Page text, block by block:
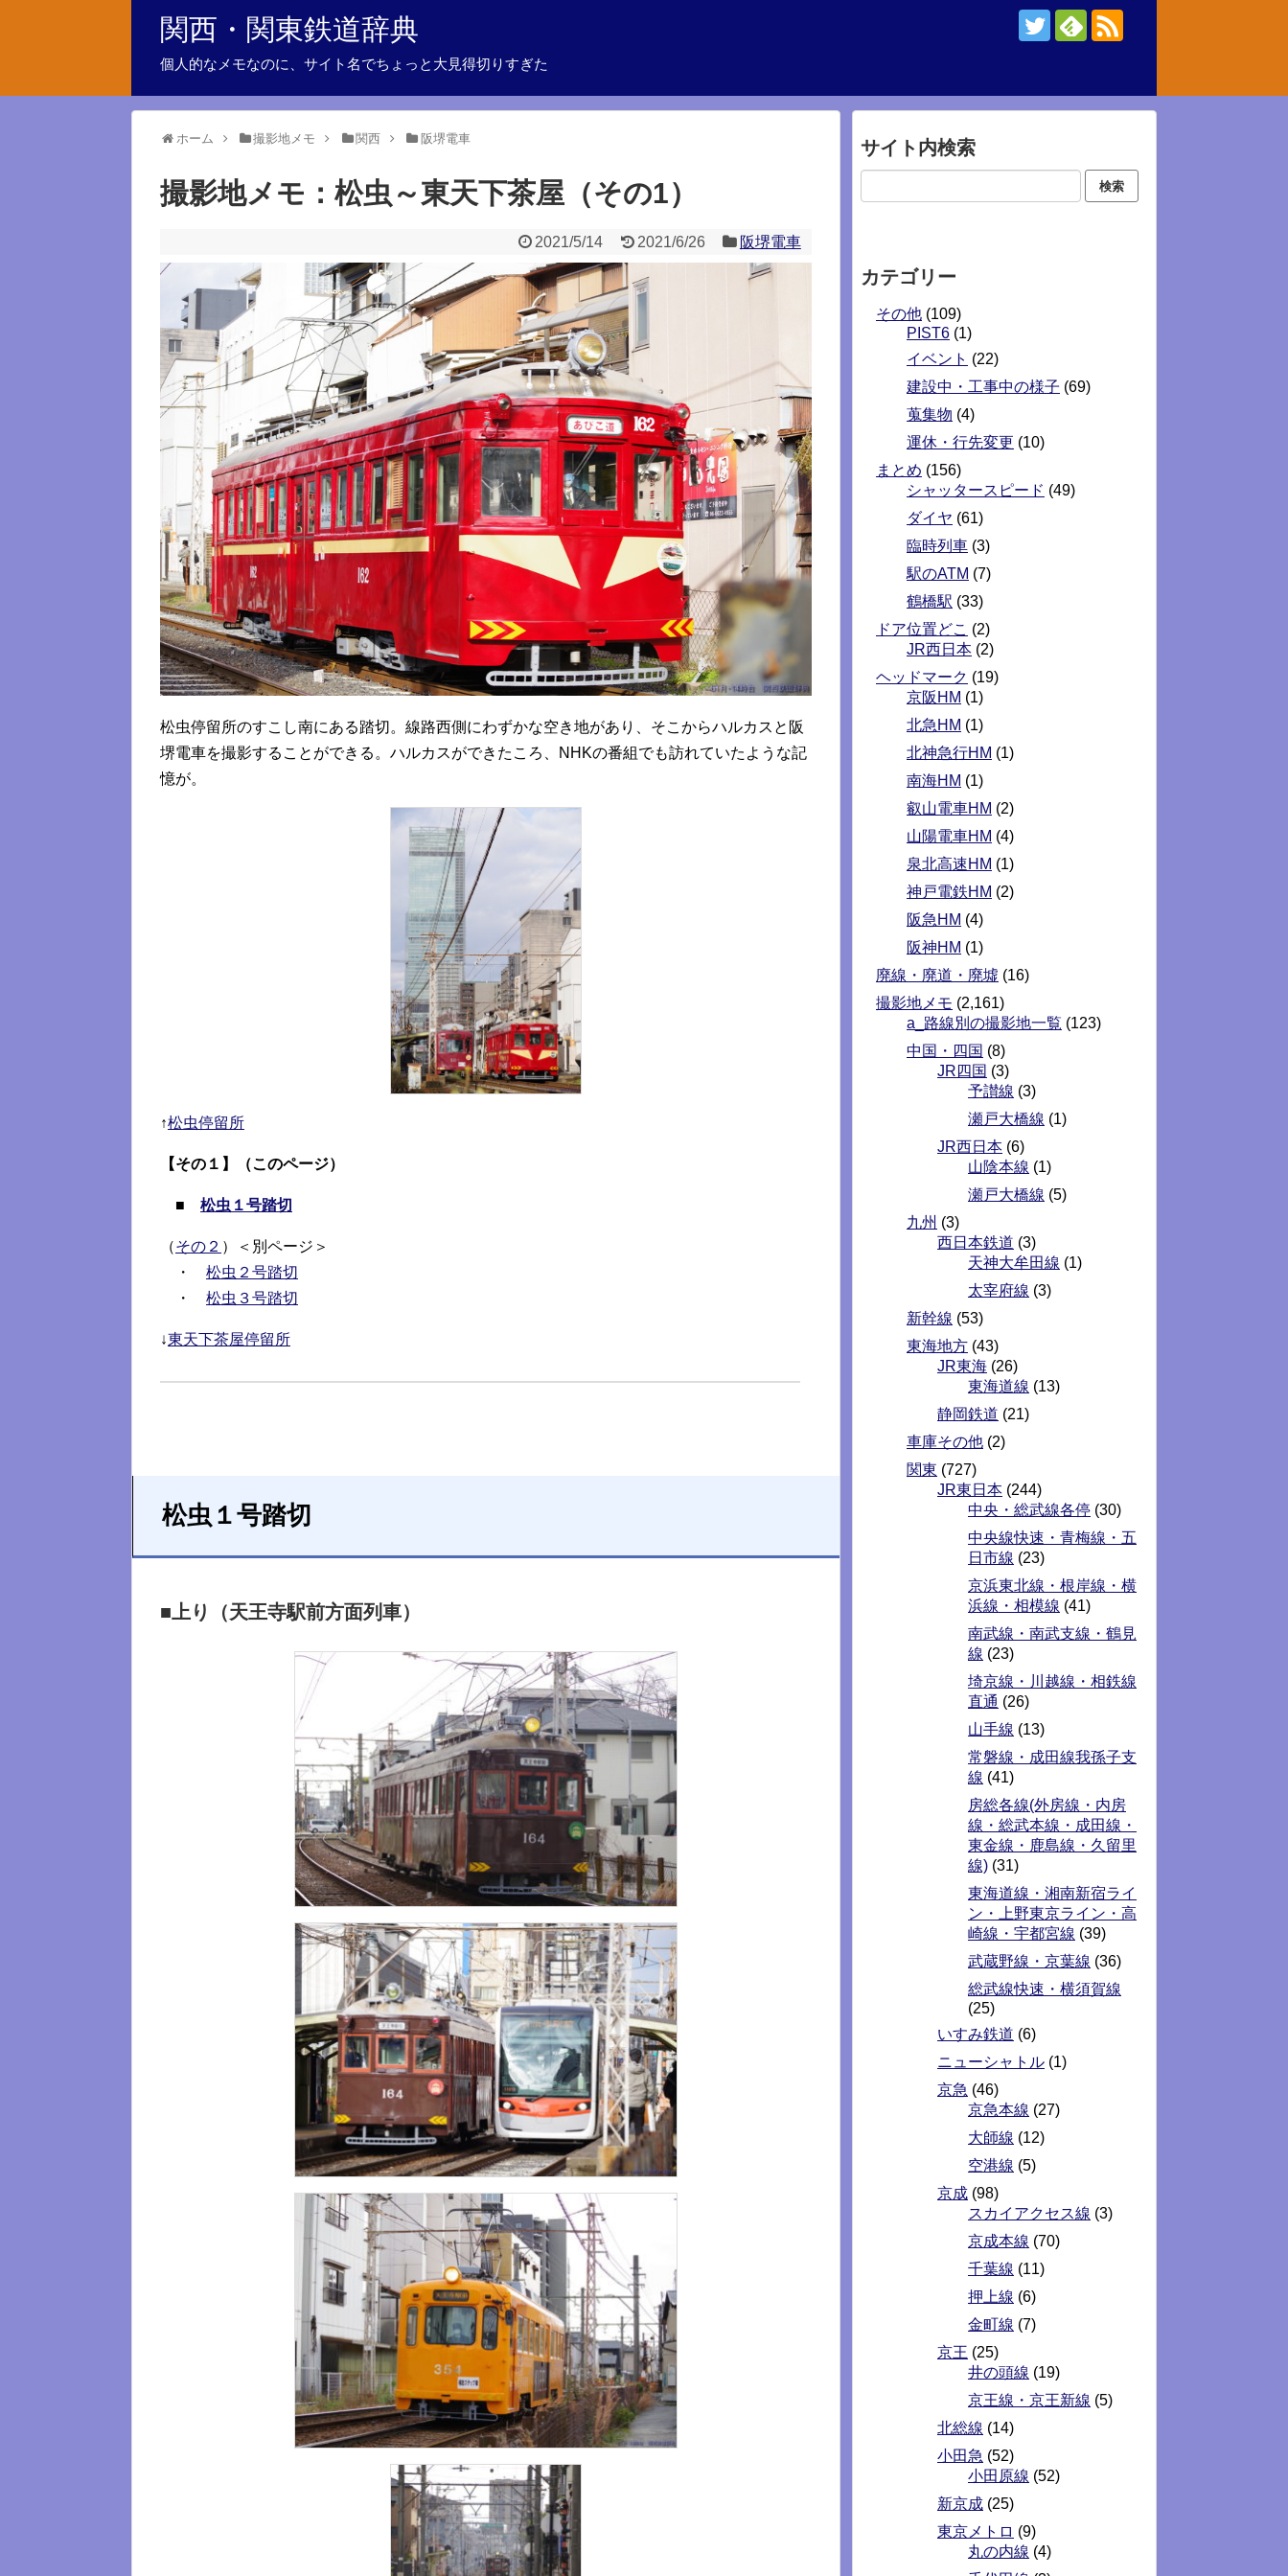
関西・関東鉄道辞典
個人的なメモなのに、サイト名でちょっと大見得切りすぎた
ホーム 撮影地メモ 関西 阪堺電車
撮影地メモ：松虫～東天下茶屋（その1）
2021/5/14 2021/6/26 阪堺電車
松虫停留所のすこし南にある踏切。線路西側にわずかな空き地があり、そこからハルカスと阪
堺電車を撮影することができる。ハルカスができたころ、NHKの番組でも訪れていたような記
憶が。
↑松虫停留所
【その１】（このページ）
■ 松虫１号踏切
（その２ ）＜別ページ＞
・ 松虫２号踏切
・ 松虫３号踏切
↓東天下茶屋停留所
松虫１号踏切
■上り（天王寺駅前方面列車）
サイト内検索
カテゴリー
その他 (109)
PIST6 (1)
イベント (22)
建設中・工事中の様子 (69)
蒐集物 (4)
運休・行先変更 (10)
まとめ (156)
シャッタースピード (49)
ダイヤ (61)
臨時列車 (3)
駅のATM (7)
鶴橋駅 (33)
ドア位置どこ (2)
JR西日本 (2)
ヘッドマーク (19)
京阪HM (1)
北急HM (1)
北神急行HM (1)
南海HM (1)
叡山電車HM (2)
山陽電車HM (4)
泉北高速HM (1)
神戸電鉄HM (2)
阪急HM (4)
阪神HM (1)
廃線・廃道・廃墟 (16)
撮影地メモ (2,161)
a_路線別の撮影地一覧 (123)
中国・四国 (8)
JR四国 (3)
予讃線 (3)
瀬戸大橋線 (1)
JR西日本 (6)
山陰本線 (1)
瀬戸大橋線 (5)
九州 (3)
西日本鉄道 (3)
天神大牟田線 (1)
太宰府線 (3)
新幹線 (53)
東海地方 (43)
JR東海 (26)
東海道線 (13)
静岡鉄道 (21)
車庫その他 (2)
関東 (727)
JR東日本 (244)
中央・総武線各停 (30)
中央線快速・青梅線・五
日市線 (23)
京浜東北線・根岸線・横
浜線・相模線 (41)
南武線・南武支線・鶴見
線 (23)
埼京線・川越線・相鉄線
直通 (26)
山手線 (13)
常磐線・成田線我孫子支
線 (41)
房総各線(外房線・内房
線・総武本線・成田線・
東金線・鹿島線・久留里
線) (31)
東海道線・湘南新宿ライ
ン・上野東京ライン・高
崎線・宇都宮線 (39)
武蔵野線・京葉線 (36)
総武線快速・横須賀線
(25)
いすみ鉄道 (6)
ニューシャトル (1)
京急 (46)
京急本線 (27)
大師線 (12)
空港線 (5)
京成 (98)
スカイアクセス線 (3)
京成本線 (70)
千葉線 (11)
押上線 (6)
金町線 (7)
京王 (25)
井の頭線 (19)
京王線・京王新線 (5)
北総線 (14)
小田急 (52)
小田原線 (52)
新京成 (25)
東京メトロ (9)
丸の内線 (4)